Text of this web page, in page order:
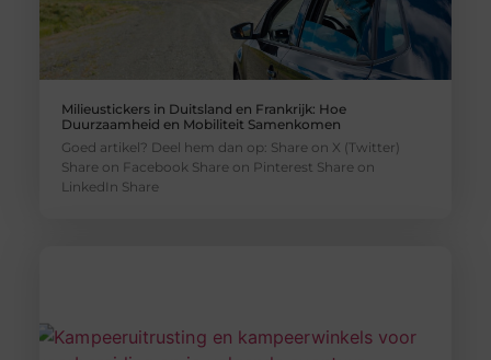
Milieustickers in Duitsland en Frankrijk: Hoe
Duurzaamheid en Mobiliteit Samenkomen
Goed artikel? Deel hem dan op: Share on X (Twitter)
Share on Facebook Share on Pinterest Share on
LinkedIn Share